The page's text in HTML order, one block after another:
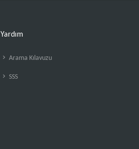
Yardım
Arama Kılavuzu
SSS